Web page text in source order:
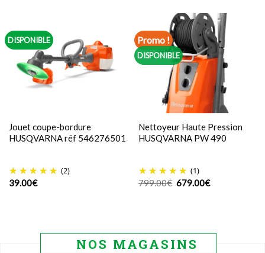
449.00€.399.00€.
DISPONIBLE
Jouet coupe-bordure
HUSQVARNA réf 546276501
(2)
39.00€
Promo !
DISPONIBLE
Nettoyeur Haute Pression
HUSQVARNA PW 490
(1)
799.00€ Le
prix
679.00€Le
prix
NOS MAGASINS